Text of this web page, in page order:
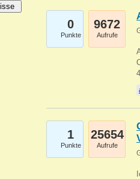
0
Punkte
9672
Aufrufe
1
Punkte
25654
Aufrufe